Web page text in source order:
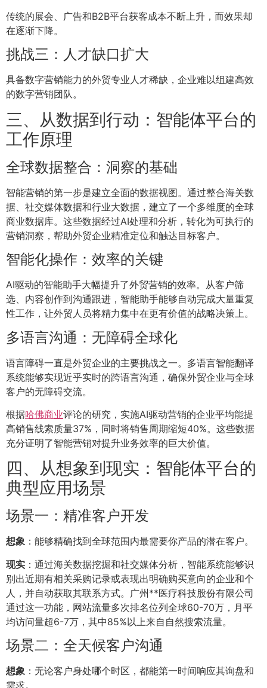
传统的展会、广告和B2B平台获客成本不断上升，而效果却
在逐渐下降。
挑战三：人才缺口扩大
具备数字营销能力的外贸专业人才稀缺，企业难以组建高效
的数字营销团队。
三、从数据到行动：智能体平台的
工作原理
全球数据整合：洞察的基础
智能营销的第一步是建立全面的数据视图。通过整合海关数
据、社交媒体数据和行业大数据，建立了一个多维度的全球
商业数据库。这些数据经过AI处理和分析，转化为可执行的
营销洞察，帮助外贸企业精准定位和触达目标客户。
智能化操作：效率的关键
AI驱动的智能助手大幅提升了外贸营销的效率。从客户筛
选、内容创作到沟通跟进，智能助手能够自动完成大量重复
性工作，让外贸人员将精力集中在更有价值的战略决策上。
多语言沟通：无障碍全球化
语言障碍一直是外贸企业的主要挑战之一。多语言智能翻译
系统能够实现近乎实时的跨语言沟通，确保外贸企业与全球
客户的无障碍交流。
根据哈佛商业评论的研究，实施AI驱动营销的企业平均能提
高销售线索质量37%，同时将销售周期缩短40%。这些数据
充分证明了智能营销对提升业务效率的巨大价值。
四、从想象到现实：智能体平台的
典型应用场景
场景一：精准客户开发
想象 ：能够精确找到全球范围内最需要你产品的潜在客户。
现实 ：通过海关数据挖掘和社交媒体分析，智能系统能够识
别出近期有相关采购记录或表现出明确购买意向的企业和个
人，并自动获取其联系方式。广州**医疗科技股份有限公司
通过这一功能，网站流量多次排名位列全球60-70万，月平
均访问量超6-7万，其中85%以上来自自然搜索流量。
场景二：全天候客户沟通
想象 ：无论客户身处哪个时区，都能第一时间响应其询盘和
需求。